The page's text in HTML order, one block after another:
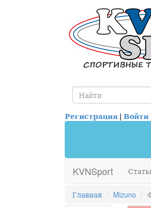
Регистрация | Войти
KVNSport
Главная Mizuno